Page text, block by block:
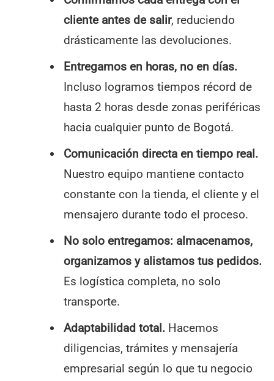
cliente antes de salir, reduciendo
drásticamente las devoluciones.
Entregamos en horas, no en días.
Incluso logramos tiempos récord de
hasta 2 horas desde zonas periféricas
hacia cualquier punto de Bogotá.
Comunicación directa en tiempo real.
Nuestro equipo mantiene contacto
constante con la tienda, el cliente y el
mensajero durante todo el proceso.
No solo entregamos: almacenamos,
organizamos y alistamos tus pedidos.
Es logística completa, no solo
transporte.
Adaptabilidad total.Hacemos
diligencias, trámites y mensajería
empresarial según lo que tu negocio